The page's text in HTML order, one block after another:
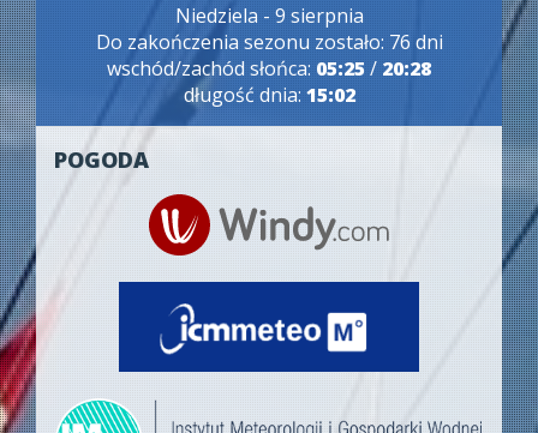
Niedziela - 9 sierpnia
Do zakończenia sezonu zostało: 76 dni
wschód/zachód słońca: 05:25 / 20:28
długość dnia: 15:02
POGODA